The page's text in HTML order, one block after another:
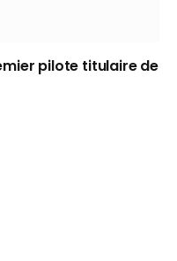
pilote titulaire de